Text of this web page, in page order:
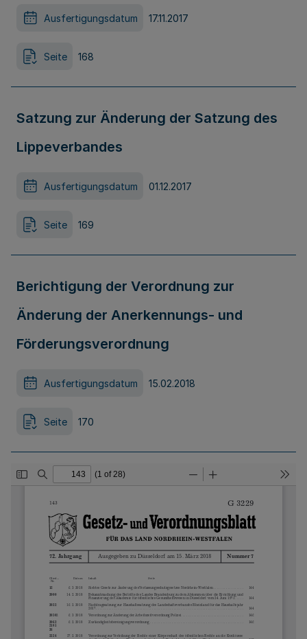
Ausfertigungsdatum 17.11.2017
Seite 168
Satzung zur Änderung der Satzung des
Lippeverbandes
Ausfertigungsdatum 01.12.2017
Seite 169
Berichtigung der Verordnung zur
Änderung der Anerkennungs- und
Förderungsverordnung
Ausfertigungsdatum 15.02.2018
Seite 170